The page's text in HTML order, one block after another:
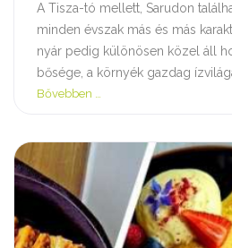
A Tisza-tó mellett, Sarudon
minden évszak más és más
nyár pedig különösen közel áll
bősége, a környék gazdag
Bővebben …